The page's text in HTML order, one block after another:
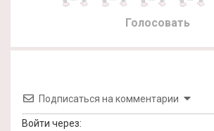
Голосовать
Подписаться на комментарии
Войти через: